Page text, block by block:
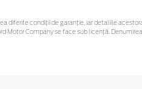
diferite condiții de garanție, iar detaliile
Motor Company se face sub licență.